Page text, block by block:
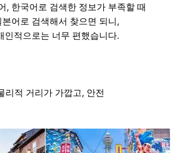
, 한국어로 검색한 정보가 부족할 때
본어로 검색해서 찾으면 되니,
인적으로는 너무 편했습니다.
리적 거리가 가깝고, 안전